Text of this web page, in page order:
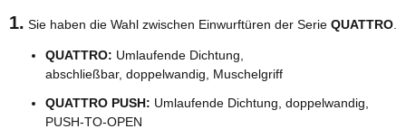
1. Sie haben die Wahl zwischen Einwurftüren der Serie QUATTRO.
QUATTRO: Umlaufende Dichtung,
abschließbar, doppelwandig, Muschelgriff
QUATTRO PUSH: Umlaufende Dichtung, doppelwandig,
PUSH-TO-OPEN